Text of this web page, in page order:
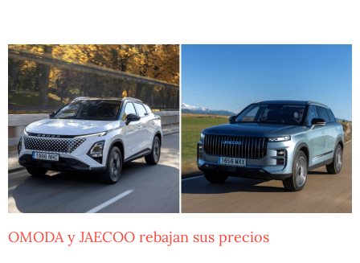
OMODA y JAECOO rebajan sus precios